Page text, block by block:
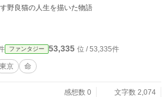
野良猫の人生を描いた物語
ファンタジー 53,335 位 / 53,335件
東京 命
感想数 0
文字数 2,074